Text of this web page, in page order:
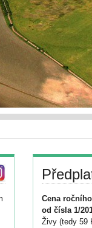
Cena
od čísla 1/
Živy (tedy 59